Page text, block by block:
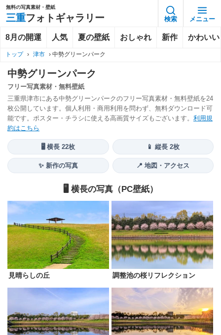
無料の写真素材・壁紙
三重フォトギャラリー 検索 メニュー
8月の開運 人気 夏の壁紙 おしゃれ 新作 かわいい
トップ › 津市 › 中勢グリーンパーク
中勢グリーンパーク
フリー写真素材・無料壁紙
三重県津市にある中勢グリーンパークのフリー写真素材・無料壁紙を24
枚公開しています。個人利用・商用利用を問わず、無料ダウンロード可
能です。ポスター・チラシに使える高画質サイズもございます。 利用規
約はこちら
🖥️ 横長 22枚 📱 縦長 2枚
✨ 新作の写真 📍 地図・アクセス
🖥️ 横長の写真（PC壁紙）
見晴らしの丘 調整池の桜リフレクション